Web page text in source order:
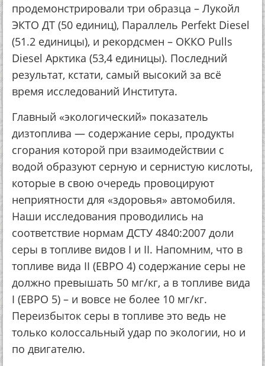
продемонстрировали три образца – Лукойл
ЭКТО ДТ (50 единиц), Параллель Perfekt Diesel
(51.2 единицы), и рекордсмен – ОККО Pulls
Diesel Арктика (53,4 единицы). Последний
результат, кстати, самый высокий за всё
время исследований Института.
Главный «экологический» показатель
дизтоплива — содержание серы, продукты
сгорания которой при взаимодействии с
водой образуют серную и сернистую кислоты,
которые в свою очередь провоцируют
неприятности для «здоровья» автомобиля.
Наши исследования проводились на
соответствие нормам ДСТУ 4840:2007 доли
серы в топливе видов I и II. Напомним, что в
топливе вида II (ЕВРО 4) содержание серы не
должно превышать 50 мг/кг, а в топливе вида
I (ЕВРО 5) – и вовсе не более 10 мг/кг.
Переизбыток серы в топливе это ведь не
только колоссальный удар по экологии, но и
по двигателю.